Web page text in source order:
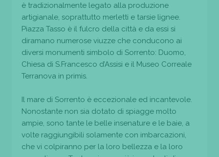
è tradizionalmente legato alla produzione
artigianale, soprattutto merletti e tarsie lignee.
Piazza Tasso è il fulcro della città e da essi si
diramano numerose viuzze che conducono ai
diversi monumenti simbolo di Sorrento: Duomo,
Chiesa di S.Francesco d’Assisi e il Museo Correale
Terranova in primis.
Il mare di Sorrento è eccezionale ed incantevole.
Nonostante non sia dotato di spiagge molto
ampie, sono tante le belle insenature e le baie, a
volte raggiungibili solamente con imbarcazioni,
che vi colpiranno per la loro bellezza e la loro